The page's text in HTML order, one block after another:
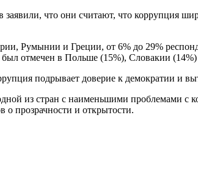
заявили, что они считают, что коррупция
Румынии и Греции, от 6% до 29%
отмечен в Польше (15%), Словакии
подрывает доверие к демократии и
из стран с наименьшими проблемами
о прозрачности и открытости.